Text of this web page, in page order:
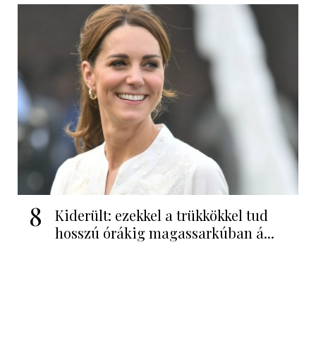
8
Kiderült: ezekkel a trükkökkel tud
hosszú órákig magassarkúban á...